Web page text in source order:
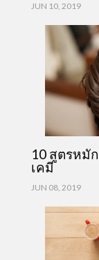
JUN 10, 2019
10 สูตรหมั
เคมี
JUN 08, 2019